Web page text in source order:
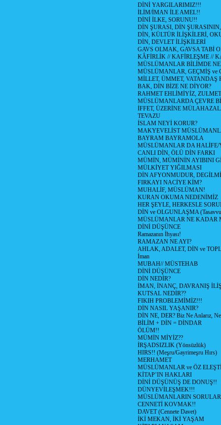
DİNİ YARGILARIMIZ!!!
İLİM/İMAN İLE AMEL!!
DİNİ İLKE, SORUNU!!
DİN ŞURASI, DİN
DİN, KÜLTÜR İLİŞKİLERİ,
DİN, DEVLET İLİŞKİLERİ
GAVS OLMAK, GAVSA TABİ
KÂFİRLİK // KAFİRLEŞME //
MÜSLÜMANLAR BİLİMDE
MÜSLÜMANLAR, GEÇMİŞ ve
MİLLET, ÜMMET, VATANDAŞ
BAK, DİN BİZE NE DİYOR?
RAHMET EHLİMİYİZ,
MÜSLÜMANLARDA ÇEVRE
İFFET, ÜZERİNE
TEVAZU
İSLAM NEYİ KORUR?
MAKYEVELİST
BAYRAM BAYRAMOLA
MÜSLÜMANLAR DA HALİFE/
CANLI DİN, ÖLÜ DİN FARKI
MÜMİN, MÜMİNİN AYIBINI
MÜLKİYET YIĞILMASI
DİN AFYONMUDUR,
FIRKAYI NACİYE KİM?
MUHALİF, MÜSLÜMAN!
KURAN OKUMA NEDENİMİZ
HER ŞEYLE, HERKESLE
DİN ve OLGUNLAŞMA
MÜSLÜMANLAR NE KADAR
DİNİ DÜŞÜNCE
Ramazanın İhyası!
RAMAZAN NE AYI?
AHLAK, ADALET, DİN ve
İman
MUBAH// MÜSTEHAB
DİNİ DÜŞÜNCE
DİN NEDİR?
İMAN, İNANÇ, DAVRANIŞ
KUTSAL NEDİR??
FIKIH PROBLEMİMİZ!!!
DİN NASIL YAŞANIR?
DİN NE, DER? Biz Ne Anlarız, Ne
BİLİM + DİN = DİNDAR
ÖLÜM!!
MÜMİN MİYİZ??
İRŞADSIZLIK (Yönsüzlük)
HIRS!! (Meşru/Gayrimeşru Hırs)
MERHAMET
MÜSLÜMANLAR ve ÖZ
KİTAP’IN HAKLARI
DİNİ DÜŞÜNÜŞ DE DONUŞ!!
DÜNYEVİLEŞMEK!!!
MÜSLÜMANLARIN
CENNETİ KOVMAK!!
DAVET (Cennete Davet)
İKİ MEKAN, İKİ YAŞAM